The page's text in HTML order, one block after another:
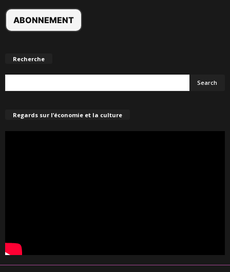
Recherche
Regards sur l’économie et la culture